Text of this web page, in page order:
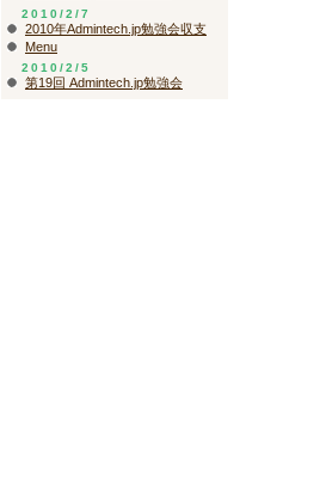
2010/2/7
2010年Admintech.jp勉強会収支
Menu
2010/2/5
第19回 Admintech.jp勉強会